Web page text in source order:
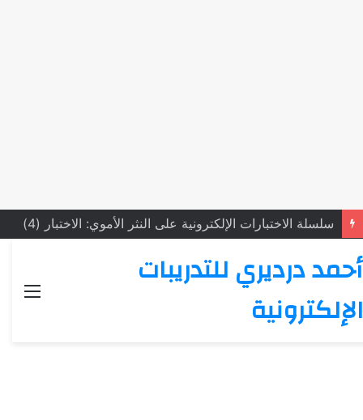
سلسلة الاختبارات الإلكترونية على النثر الأموي: الاختبار (4)
أحمد درديري للتدريبات
الإلكترونية